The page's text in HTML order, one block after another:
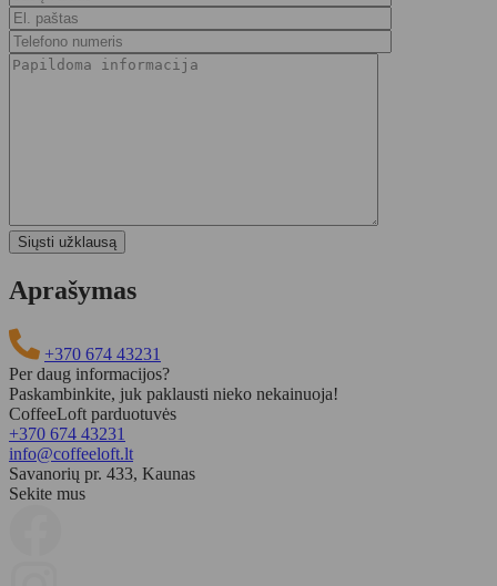
Aprašymas
+370 674 43231
Per daug informacijos?
Paskambinkite, juk paklausti nieko nekainuoja!
CoffeeLoft parduotuvės
+370 674 43231
info@coffeeloft.lt
Savanorių pr. 433, Kaunas
Sekite mus